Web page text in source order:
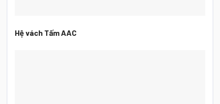
Hệ vách Tấm AAC